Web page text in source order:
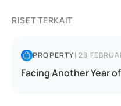
RISET TERKAIT
PROPERTY|28
Facing Another Year